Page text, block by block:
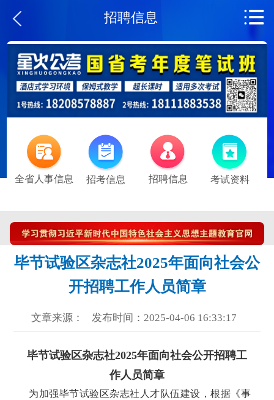
招聘信息
全省人事信息 招考信息 招聘信息 考试资料
毕节试验区杂志社2025年面向社会公
开招聘工作人员简章
文章来源： 发布时间：2025-04-06 16:33:17
毕节试验区杂志社2025年面向社会公开招聘工
作人员简章
为加强毕节试验区杂志社人才队伍建设，根据《事